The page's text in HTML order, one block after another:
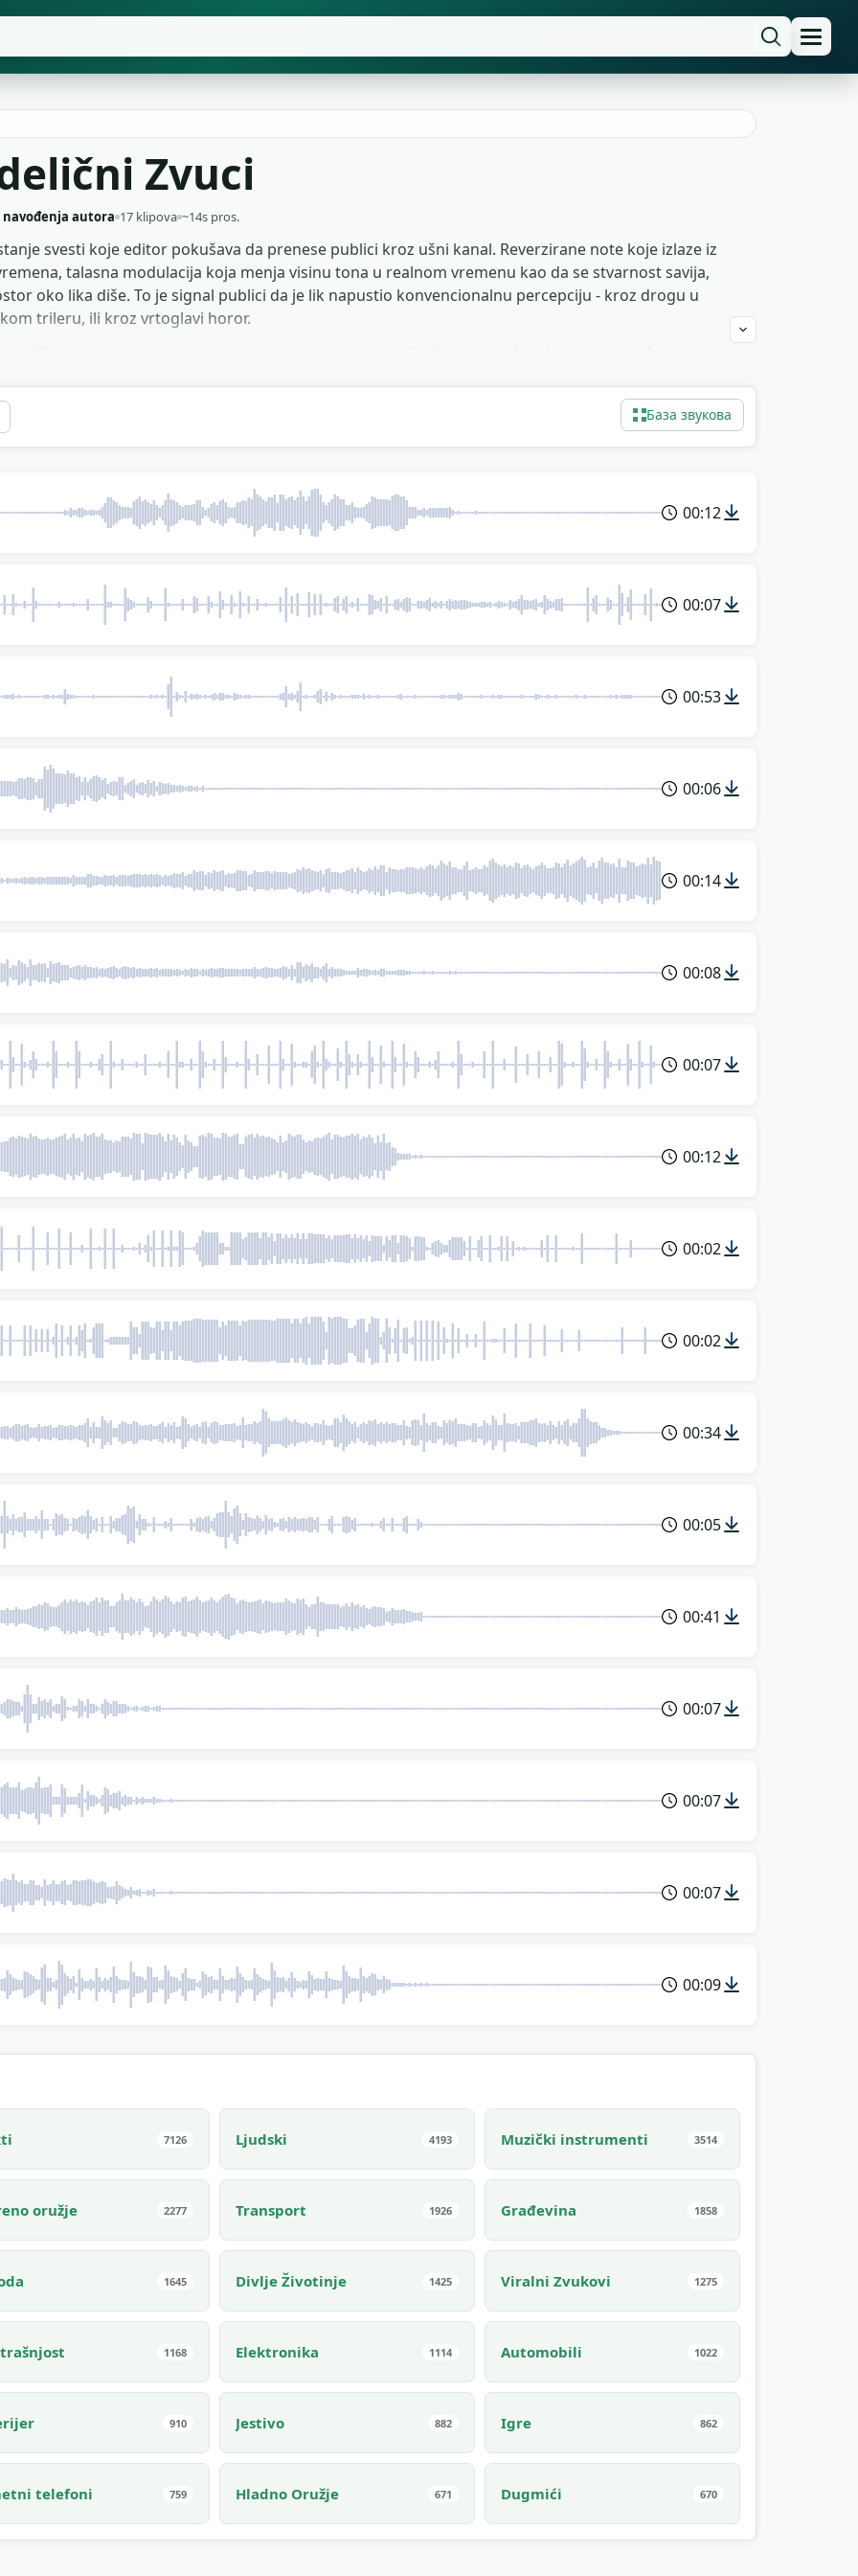
Zvuci
navođenja autora 17 klipova ~14s pros.
svesti koje editor pokušava da prenese publici kroz ušni kanal. Reverzirane note koje izlaze iz
talasna modulacija koja menja visinu tona u realnom vremenu kao da se stvarnost savija,
oko lika diše. To je signal publici da je lik napustio konvencionalnu percepciju - kroz drogu u
trileru, ili kroz vrtoglavi horor.
audio-vizuelne projekte. Sve je besplatno, bez autorskih prava, bez navođenja autora.
База звукова
00:12
00:07
00:53
00:06
00:14
00:08
00:07
00:12
00:02
00:02
00:34
00:05
00:41
00:07
00:07
00:07
00:09
7126 Ljudski 4193 Muzički instrumenti 3514
oružje 2277 Transport 1926 Građevina 1858
1645 Divlje Životinje 1425 Viralni Zvukovi 1275
1168 Elektronika 1114 Automobili 1022
910 Jestivo 882 Igre 862
telefoni 759 Hladno Oružje 671 Dugmići 670